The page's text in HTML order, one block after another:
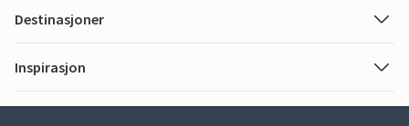
Destinasjoner
Inspirasjon